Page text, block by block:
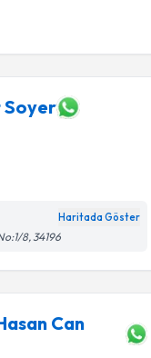
Soyer
Haritada Göster
8, 34196
Can